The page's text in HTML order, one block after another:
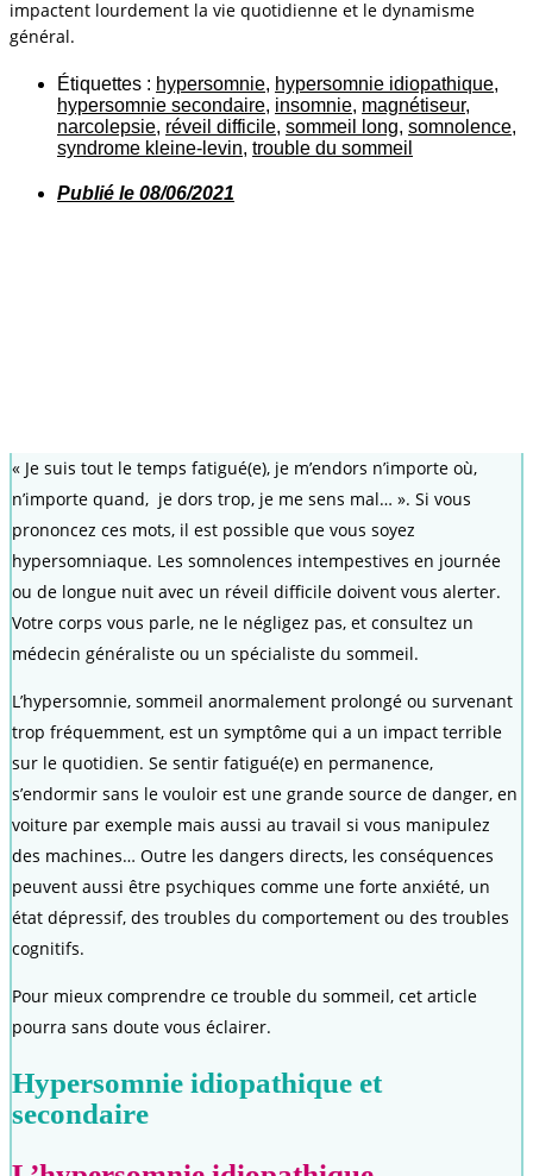
impactent lourdement la vie quotidienne et le dynamisme
général.
Étiquettes : hypersomnie, hypersomnie idiopathique,
hypersomnie secondaire, insomnie, magnétiseur,
narcolepsie, réveil difficile, sommeil long, somnolence,
syndrome kleine-levin, trouble du sommeil
Publié le 08/06/2021
« Je suis tout le temps fatigué(e), je m’endors n’importe où,
n’importe quand, je dors trop, je me sens mal… ». Si vous
prononcez ces mots, il est possible que vous soyez
hypersomniaque. Les somnolences intempestives en journée
ou de longue nuit avec un réveil difficile doivent vous alerter.
Votre corps vous parle, ne le négligez pas, et consultez un
médecin généraliste ou un spécialiste du sommeil.
L’hypersomnie, sommeil anormalement prolongé ou survenant
trop fréquemment, est un symptôme qui a un impact terrible
sur le quotidien. Se sentir fatigué(e) en permanence,
s’endormir sans le vouloir est une grande source de danger, en
voiture par exemple mais aussi au travail si vous manipulez
des machines… Outre les dangers directs, les conséquences
peuvent aussi être psychiques comme une forte anxiété, un
état dépressif, des troubles du comportement ou des troubles
cognitifs.
Pour mieux comprendre ce trouble du sommeil, cet article
pourra sans doute vous éclairer.
Hypersomnie idiopathique et
secondaire